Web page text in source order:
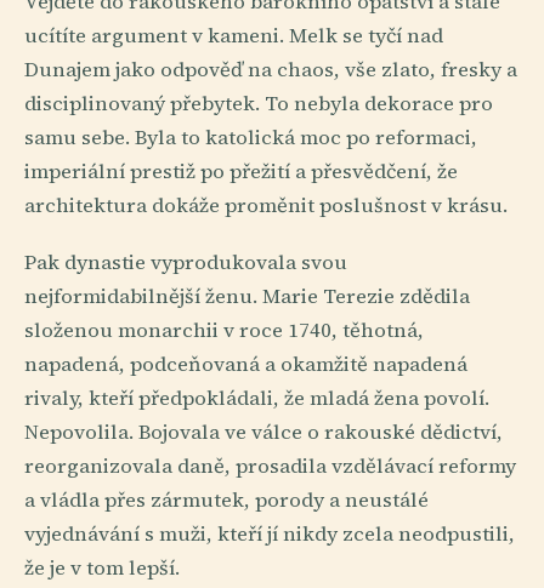
ucítíte argument v kameni. Melk se tyčí nad
Dunajem jako odpověď na chaos, vše zlato, fresky a
disciplinovaný přebytek. To nebyla dekorace pro
samu sebe. Byla to katolická moc po reformaci,
imperiální prestiž po přežití a přesvědčení, že
architektura dokáže proměnit poslušnost v krásu.
Pak dynastie vyprodukovala svou
nejformidabilnější ženu. Marie Terezie zdědila
složenou monarchii v roce 1740, těhotná,
napadená, podceňovaná a okamžitě napadená
rivaly, kteří předpokládali, že mladá žena povolí.
Nepovolila. Bojovala ve válce o rakouské dědictví,
reorganizovala daně, prosadila vzdělávací reformy
a vládla přes zármutek, porody a neustálé
vyjednávání s muži, kteří jí nikdy zcela neodpustili,
že je v tom lepší.